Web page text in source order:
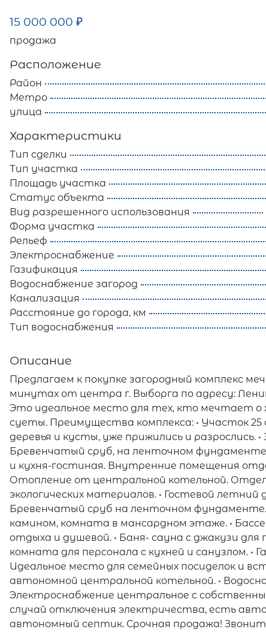
15 000 000 ₽
продажа
Расположение
Район
Метро
улица
Характеристики
Тип сделки
Тип участка
Площадь участка
Статус объекта
Вид разрешенного использования
Форма участка
Рельеф
Электроснабжение
Газификация
Водоснабжение загород
Канализация
Расстояние до города, км
Тип водоснабжения
Описание
Предлагаем к покупке загородный комплекс
минутах от центра г. Выборга по адресу:
Это идеальное место для тех, кто мечтает о
суеты. Преимущества комплекса: • Участок
деревья и кусты, уже прижились и разрослись.
Бревенчатый сруб, на ленточном
и кухня-гостиная. Внутренние помещения
Отопление от центральной котельной.
экологических материалов. • Гостевой
Бревенчатый сруб на ленточном
камином, комната в мансардном этаже. •
отдыха и душевой. • Баня- сауна с джакузи для
комната для персонала с кухней и санузлом. •
Идеальное место для семейных посиделок и
автономной центральной котельной. •
Электроснабжение центральное с
случай отключения электричества, есть
автономный септик. Срочная продажа!